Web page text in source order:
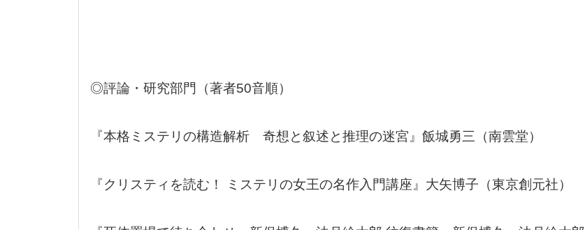
◎評論・研究部門（著者50音順）
『本格ミステリの構造解析 奇想と叙述と推理の迷宮』飯城勇三（南雲堂）
『クリスティを読む！ ミステリの女王の名作入門講座』大矢博子（東京創元社）